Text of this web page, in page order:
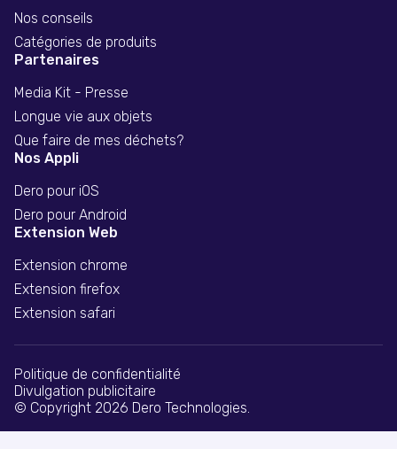
Nos conseils
Catégories de produits
Partenaires
Media Kit - Presse
Longue vie aux objets
Que faire de mes déchets?
Nos Appli
Dero pour iOS
Dero pour Android
Extension Web
Extension chrome
Extension firefox
Extension safari
© Copyright 2026 Dero Technologies.
Politique de confidentialité
Divulgation publicitaire